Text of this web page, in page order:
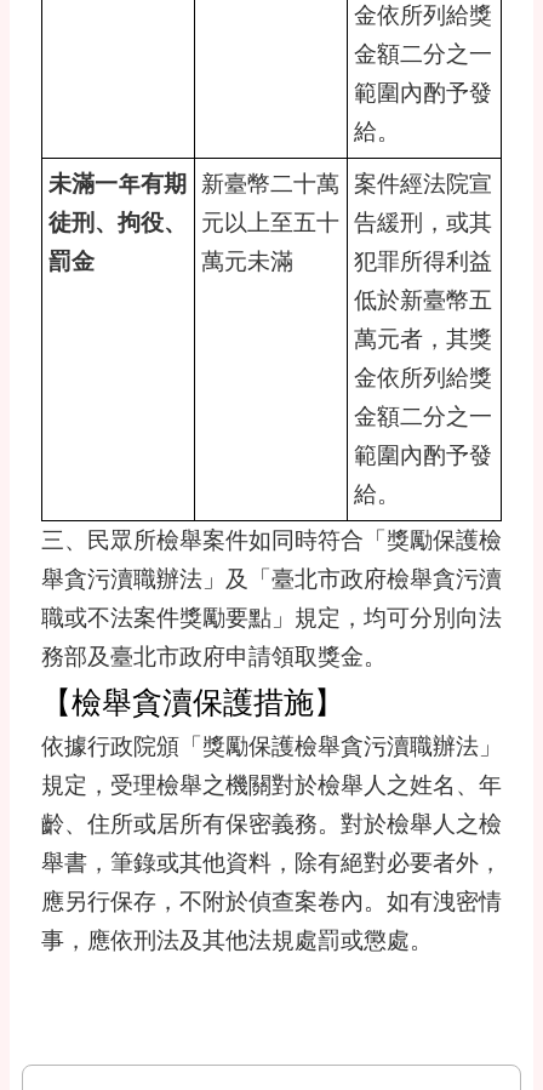
金依所列給獎
金額二分之一
範圍內酌予發
給。
未滿一年有期
徒刑、拘役、
罰金
新臺幣二十萬
元以上至五十
萬元未滿
案件經法院宣
告緩刑，或其
犯罪所得利益
低於新臺幣五
萬元者，其獎
金依所列給獎
金額二分之一
範圍內酌予發
給。
三、民眾所檢舉案件如同時符合「獎勵保護檢
舉貪污瀆職辦法」及「臺北市政府檢舉貪污瀆
職或不法案件獎勵要點」規定，均可分別向法
務部及臺北市政府申請領取獎金。
【檢舉貪瀆保護措施】
依據行政院頒「獎勵保護檢舉貪污瀆職辦法」
規定，受理檢舉之機關對於檢舉人之姓名、年
齡、住所或居所有保密義務。對於檢舉人之檢
舉書，筆錄或其他資料，除有絕對必要者外，
應另行保存，不附於偵查案卷內。如有洩密情
事，應依刑法及其他法規處罰或懲處。